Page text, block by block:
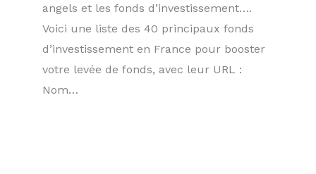
angels et les fonds d’investissement….
Voici une liste des 40 principaux fonds
d’investissement en France pour booster
votre levée de fonds, avec leur URL :
Nom…